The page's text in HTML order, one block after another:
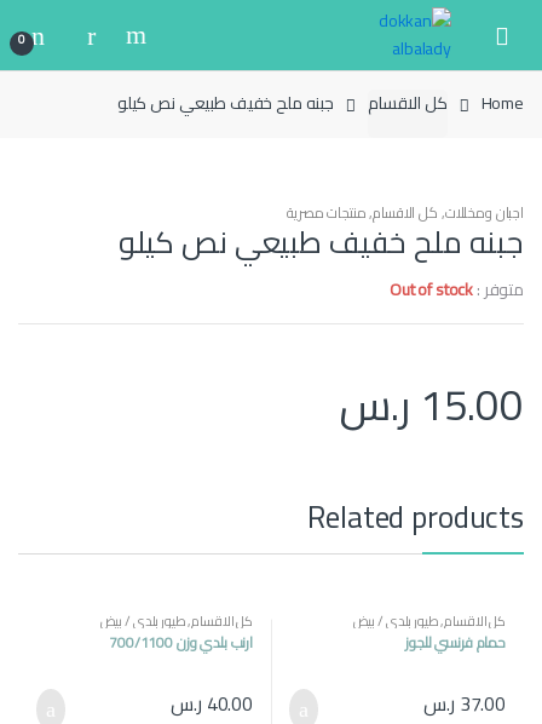
navigation
content
0
Home كل الاقسام جبنه ملح خفيف طبيعي نص كيلو
اجبان ومخللات,كل الاقسام,منتجات مصرية
جبنه ملح خفيف طبيعي نص كيلو
متوفر :Out of stock
15.00 ر.س
Related products
كل الاقسام,طيور بلدي / بيض
حمام فرنسي للجوز
37.00 ر.س
كل الاقسام,طيور بلدي / بيض
ارنب بلدي وزن 700/1100
40.00 ر.س